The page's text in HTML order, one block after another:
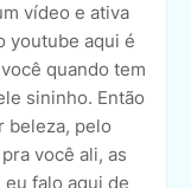
vídeo e ativa
youtube aqui é
quando tem
sininho. Então
beleza, pelo
você ali, as
falo aqui de